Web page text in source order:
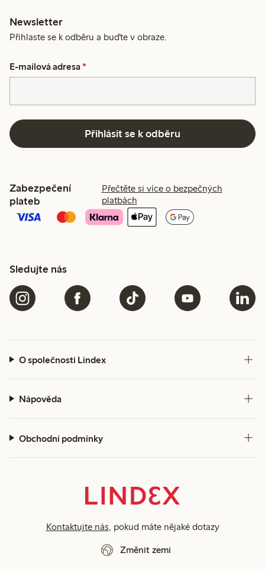
Newsletter
Přihlaste se k odběru a buďte v obraze.
E-mailová adresa *
Přihlásit se k odběru
Zabezpečení
plateb
Přečtěte si více o bezpečných
platbách
Sledujte nás
O společnosti Lindex
Nápověda
Obchodní podmínky
Kontaktujte nás , pokud máte nějaké dotazy
Změnit zemi